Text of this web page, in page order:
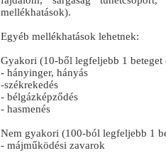
mellékhatások).
Egyéb mellékhatások lehetnek:
Gyakori (10-ből legfeljebb 1 beteget
- hányinger, hányás
-székrekedés
- bélgázképződés
- hasmenés
Nem gyakori (100-ból legfeljebb 1
- májműködési zavarok